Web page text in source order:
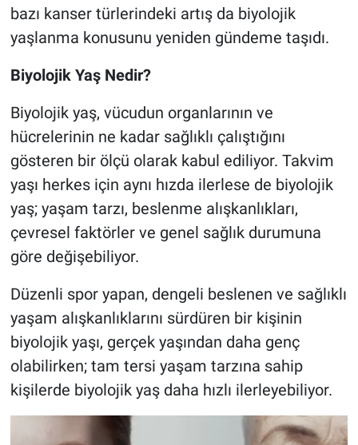
bazı kanser türlerindeki artış da biyolojik
yaşlanma konusunu yeniden gündeme taşıdı.
Biyolojik Yaş Nedir?
Biyolojik yaş, vücudun organlarının ve
hücrelerinin ne kadar sağlıklı çalıştığını
gösteren bir ölçü olarak kabul ediliyor. Takvim
yaşı herkes için aynı hızda ilerlese de biyolojik
yaş; yaşam tarzı, beslenme alışkanlıkları,
çevresel faktörler ve genel sağlık durumuna
göre değişebiliyor.
Düzenli spor yapan, dengeli beslenen ve sağlıklı
yaşam alışkanlıklarını sürdüren bir kişinin
biyolojik yaşı, gerçek yaşından daha genç
olabilirken; tam tersi yaşam tarzına sahip
kişilerde biyolojik yaş daha hızlı ilerleyebiliyor.